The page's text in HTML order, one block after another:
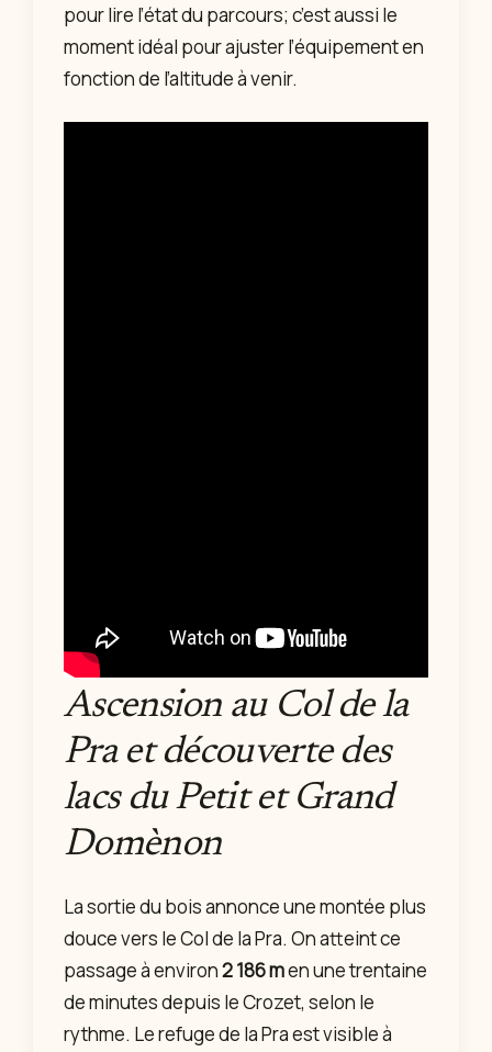
pour lire l’état du parcours; c’est aussi le
moment idéal pour ajuster l’équipement en
fonction de l’altitude à venir.
Ascension au Col de la
Pra et découverte des
lacs du Petit et Grand
Domènon
La sortie du bois annonce une montée plus
douce vers le Col de la Pra. On atteint ce
passage à environ2 186 men une trentaine
de minutes depuis le Crozet, selon le
rythme. Le refuge de la Pra est visible à